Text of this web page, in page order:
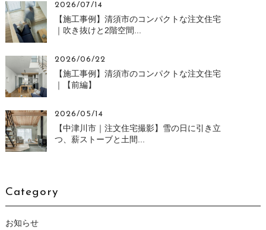
2026/07/14
【施工事例】清須市のコンパクトな注文住宅
｜吹き抜けと2階空間...
2026/06/22
【施工事例】清須市のコンパクトな注文住宅
｜【前編】
2026/05/14
【中津川市｜注文住宅撮影】雪の日に引き立
つ、薪ストーブと土間...
Category
お知らせ